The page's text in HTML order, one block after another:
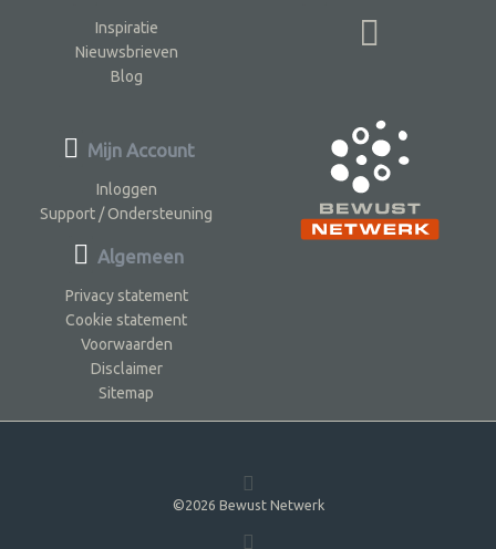
Inspiratie
Nieuwsbrieven
Blog
Mijn Account
Inloggen
Support / Ondersteuning
Algemeen
Privacy statement
Cookie statement
Voorwaarden
Disclaimer
Sitemap
©2026 Bewust Netwerk